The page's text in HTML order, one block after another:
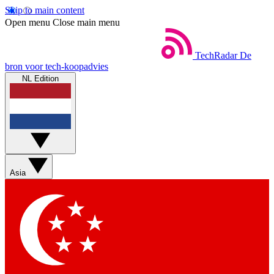
Skip to main content
Open menu Close main menu
TechRadar De
bron voor tech-koopadvies
NL Edition
Asia